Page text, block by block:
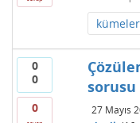
kümeler
0
0
0
sorusu
27 Mayıs